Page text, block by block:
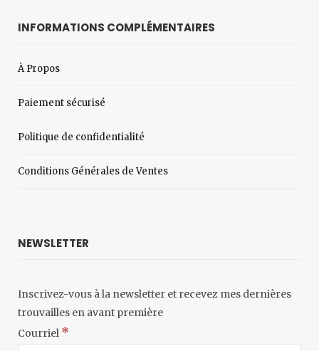
INFORMATIONS COMPLÉMENTAIRES
À Propos
Paiement sécurisé
Politique de confidentialité
Conditions Générales de Ventes
NEWSLETTER
Inscrivez-vous à la newsletter et recevez mes dernières
trouvailles en avant première
Courriel *